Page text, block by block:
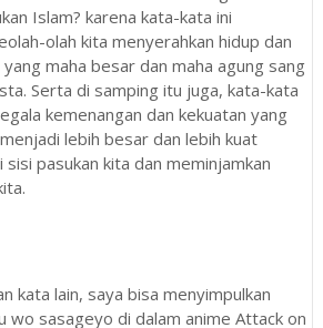
Islam? karena kata-kata ini
olah kita menyerahkan hidup dan
maha besar dan maha agung sang
Serta di samping itu juga, kata-kata
kemenangan dan kekuatan yang
lebih besar dan lebih kuat
sisi pasukan kita dan meminjamkan
kata lain, saya bisa menyimpulkan
wo sasageyo di dalam anime Attack on